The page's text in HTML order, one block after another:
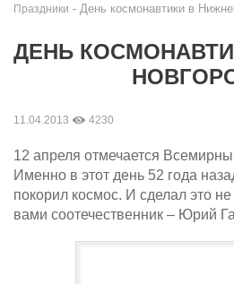
Праздники - День космонавтики в
ДЕНЬ
11.04.2013 4230
12 апреля отмечается
Именно в этот день 52 года
покорил космос. И сделал это
вами соотечественник – Юрий